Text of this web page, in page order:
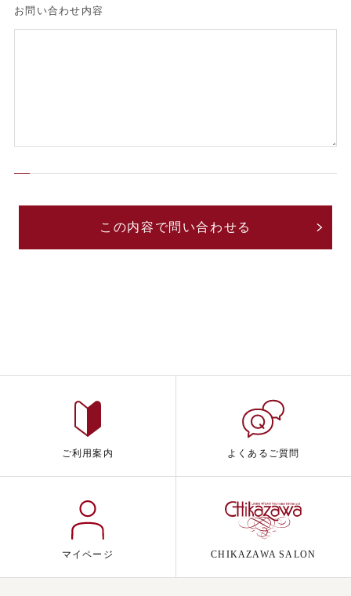
お問い合わせ内容
ご利用案内 よくあるご質問
マイページ CHIKAZAWA SALON